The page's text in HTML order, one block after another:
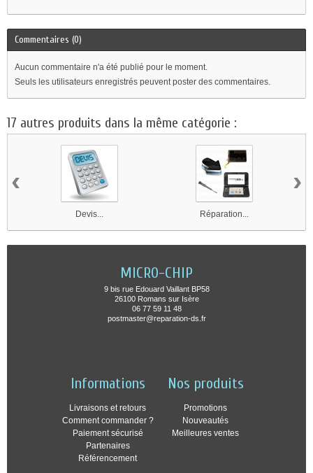
Commentaires (0)
Aucun commentaire n'a été publié pour le moment.
Seuls les utilisateurs enregistrés peuvent poster des commentaires.
17 autres produits dans la même catégorie :
Devis... Réparation...
‹ ›
MICRO-CHIP
9 bis rue Edouard Vaillant BP58
26100 Romans sur Isère
06 77 59 11 48
postmaster@reparation-ds.fr
Informations
Livraisons et retours
Comment commander ?
Paiement sécurisé
Partenaires
Référencement
Nos produits
Promotions
Nouveautés
Meilleures ventes